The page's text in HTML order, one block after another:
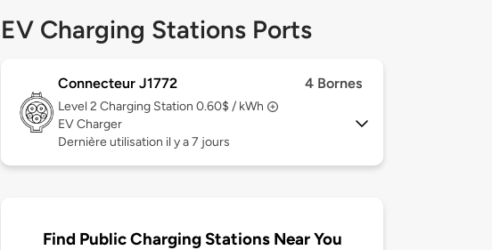
EV Charging Stations Ports
Connecteur J1772 4 Bornes
Level 2 Charging Station 0.60$ / kWh
EV Charger
Dernière utilisation il y a 7 jours
Find Public Charging Stations Near You